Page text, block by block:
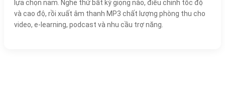
lựa chọn nam. Nghe thử bất kỳ giọng nào, điều chỉnh tốc độ
và cao độ, rồi xuất âm thanh MP3 chất lượng phòng thu cho
video, e-learning, podcast và nhu cầu trợ năng.